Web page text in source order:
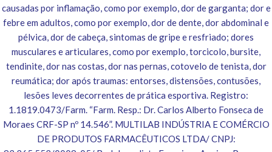
causadas por inflamação, como por exemplo, dor de garganta; dor e
febre em adultos, como por exemplo, dor de dente, dor abdominal e
pélvica, dor de cabeça, sintomas de gripe e resfriado; dores
musculares e articulares, como por exemplo, torcicolo, bursite,
tendinite, dor nas costas, dor nas pernas, cotovelo de tenista, dor
reumática; dor após traumas: entorses, distensões, contusões,
lesões leves decorrentes de prática esportiva. Registro:
1.1819.0473/Farm. “Farm. Resp.: Dr. Carlos Alberto Fonseca de
Moraes CRF-SP nº 14.546”. MULTILAB INDÚSTRIA E COMÉRCIO
DE PRODUTOS FARMACÊUTICOS LTDA/ CNPJ: